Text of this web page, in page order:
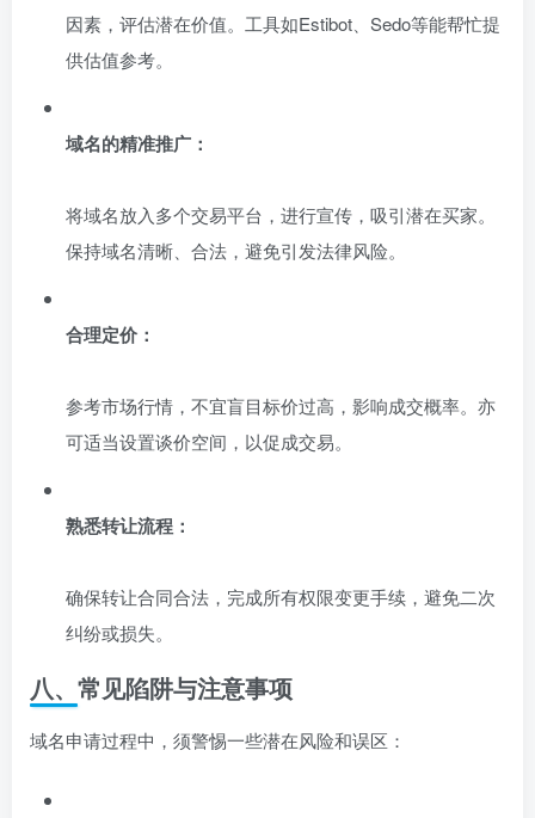
因素，评估潜在价值。工具如Estibot、Sedo等能帮忙提
供估值参考。
域名的精准推广：
将域名放入多个交易平台，进行宣传，吸引潜在买家。
保持域名清晰、合法，避免引发法律风险。
合理定价：
参考市场行情，不宜盲目标价过高，影响成交概率。亦
可适当设置谈价空间，以促成交易。
熟悉转让流程：
确保转让合同合法，完成所有权限变更手续，避免二次
纠纷或损失。
八、常见陷阱与注意事项
域名申请过程中，须警惕一些潜在风险和误区：